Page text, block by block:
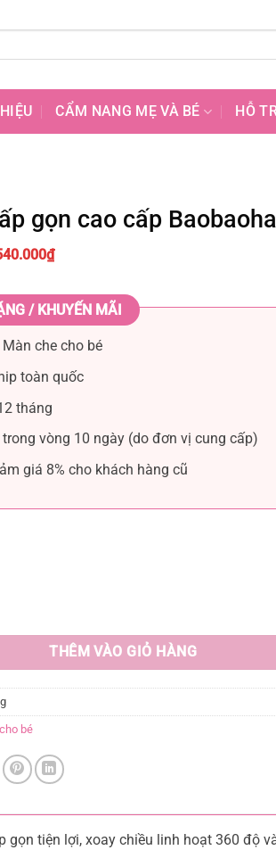
CẨM NANG MẸ VÀ BÉ HỖ
gọn cao cấp
₫Giá
hiện
là:
2.540.000₫.
/ KHUYẾN MÃI
che cho bé
toàn quốc
tháng
vòng 10 ngày (do đơn vị cung cấp)
giá 8% cho khách hàng cũ
THÊM VÀO GIỎ HÀNG
bé
tiện lợi, xoay chiều linh hoạt 360 độ